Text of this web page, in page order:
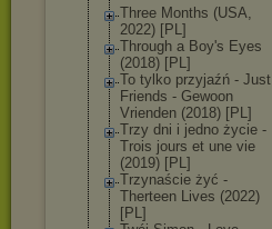
Three Months (USA,
2022) [PL]
Through a Boy's Eyes
(2018) [PL]
To tylko przyjaźń - Just
Friends - Gewoon
Vrienden (2018) [PL]
Trzy dni i jedno życie -
Trois jours et une vie
(2019) [PL]
Trzynaście żyć -
Therteen Lives (2022)
[PL]